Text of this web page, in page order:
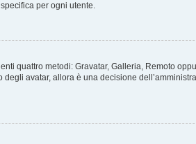
per ogni utente.
quattro metodi: Gravatar, Galleria, Remoto
avatar, allora è una decisione